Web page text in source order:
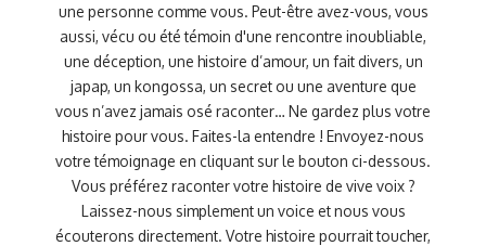
une personne comme vous. Peut-être avez-vous, vous
aussi, vécu ou été témoin d'une rencontre inoubliable,
une déception, une histoire d’amour, un fait divers, un
japap, un kongossa, un secret ou une aventure que
vous n’avez jamais osé raconter… Ne gardez plus votre
histoire pour vous. Faites-la entendre ! Envoyez-nous
votre témoignage en cliquant sur le bouton ci-dessous.
Vous préférez raconter votre histoire de vive voix ?
Laissez-nous simplement un voice et nous vous
écouterons directement. Votre histoire pourrait toucher,